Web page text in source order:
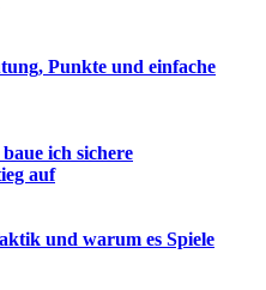
Punkte und einfache
ich sichere
auf
und warum es Spiele